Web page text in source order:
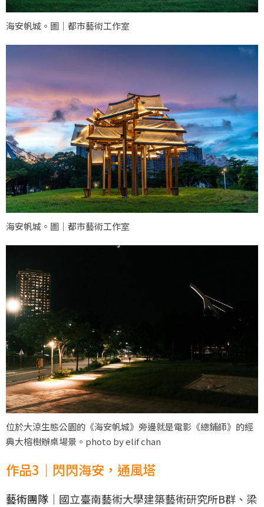
海安帆城。圖｜都市藝術工作室
海安帆城。圖｜都市藝術工作室
位於大涼生態公園的《海安帆城》旁邊就是電影《總鋪師》的經
典大榕樹辦桌場景。photo by elif chan
作品3｜閃閃海安，通風塔
藝術團隊｜ 國立臺南藝術大學建築藝術研究所B群、梁